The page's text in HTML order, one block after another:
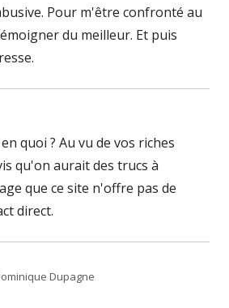
Pour m'être confronté au
du meilleur. Et puis
quoi ? Au vu de vos riches
qu'on aurait des trucs à
que ce site n'offre pas de
direct.
Dupagne